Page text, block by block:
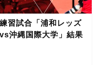
練習試合「浦和レッズ
vs沖縄国際大学」結果